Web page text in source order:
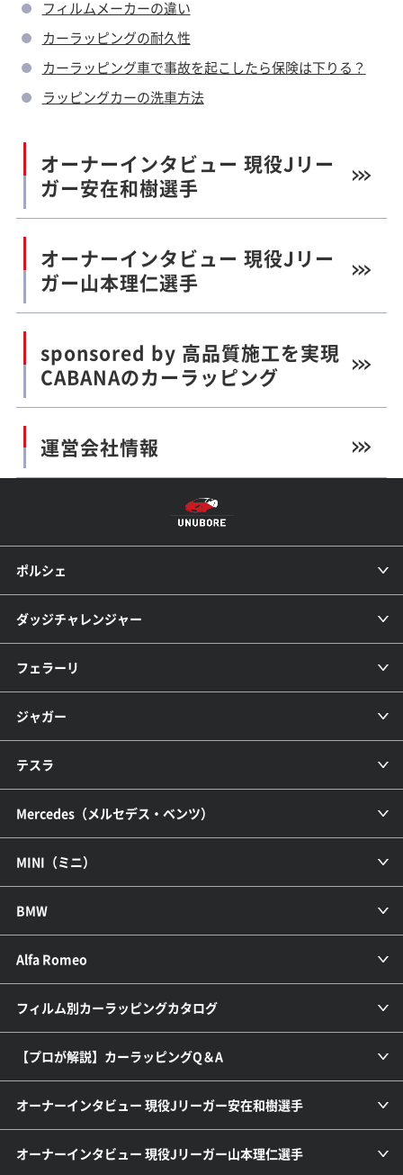
フィルムメーカーの違い
カーラッピングの耐久性
カーラッピング車で事故を起こしたら保険は下りる？
ラッピングカーの洗車方法
オーナーインタビュー 現役Jリー
ガー安在和樹選手
オーナーインタビュー 現役Jリー
ガー山本理仁選手
sponsored by 高品質施工を実現
CABANAのカーラッピング
運営会社情報
ポルシェ
ダッジチャレンジャー
フェラーリ
ジャガー
テスラ
Mercedes（メルセデス・ベンツ）
MINI（ミニ）
BMW
Alfa Romeo
フィルム別カーラッピングカタログ
【プロが解説】カーラッピングQ＆A
オーナーインタビュー 現役Jリーガー安在和樹選手
オーナーインタビュー 現役Jリーガー山本理仁選手